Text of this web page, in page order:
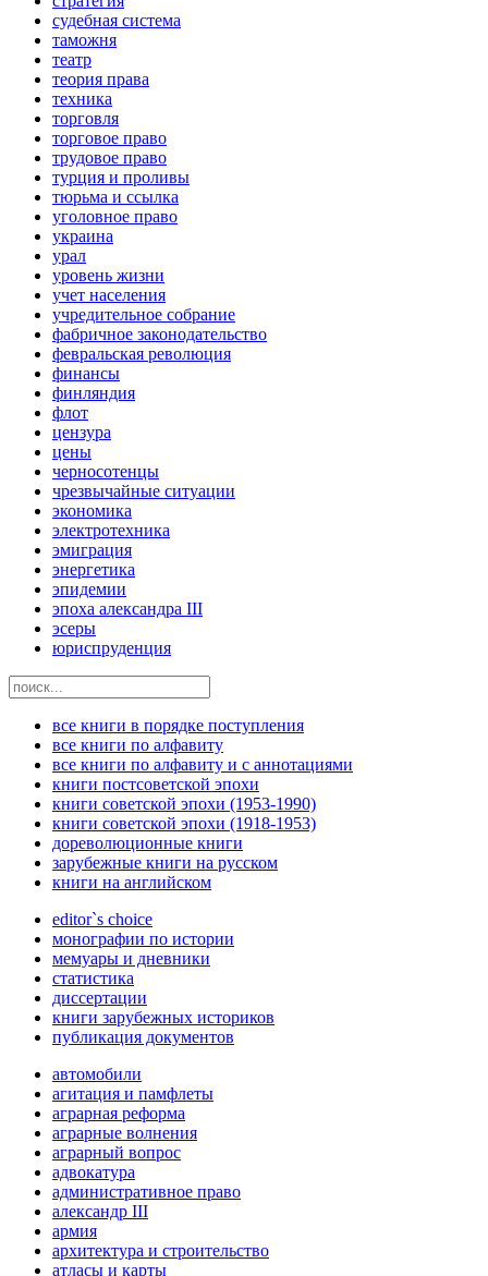
судебная система
таможня
театр
теория права
техника
торговля
торговое право
трудовое право
турция и проливы
тюрьма и ссылка
уголовное право
украина
урал
уровень жизни
учет населения
учредительное собрание
фабричное законодательство
февральская революция
финансы
финляндия
флот
цензура
цены
черносотенцы
чрезвычайные ситуации
экономика
электротехника
эмиграция
энергетика
эпидемии
эпоха александра III
эсеры
юриспруденция
все книги в порядке поступления
все книги по алфавиту
все книги по алфавиту и с аннотациями
книги постсоветской эпохи
книги советской эпохи (1953-1990)
книги советской эпохи (1918-1953)
дореволюционные книги
зарубежные книги на русском
книги на английском
editor`s choice
монографии по истории
мемуары и дневники
статистика
диссертации
книги зарубежных историков
публикация документов
автомобили
агитация и памфлеты
аграрная реформа
аграрные волнения
аграрный вопрос
адвокатура
административное право
александр III
армия
архитектура и строительство
атласы и карты